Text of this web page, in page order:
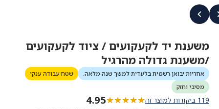
משענת יד לקעקועים / ציוד לקעקועים
/משענת גדולה מהרגיל
אחריות יבואן רשמית בלעדית למשך שנה מלאה.
שטח עבודה ענקי
מסיבי וחזק
119 ביקורות למוצר זה ★★★★★
★★★★★
4.95